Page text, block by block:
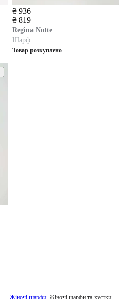
₴ 936
₴ 819
Regina Notte
Шарф
Товар розкуплено
Жіночі шарфи Жіночі шарфи та хустки,